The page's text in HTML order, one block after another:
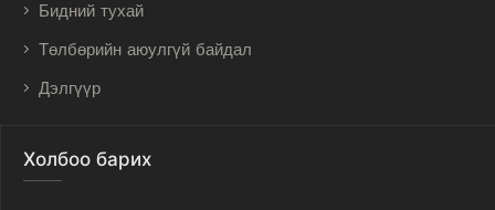
Бидний тухай
Төлбөрийн аюулгүй байдал
Дэлгүүр
Холбоо барих